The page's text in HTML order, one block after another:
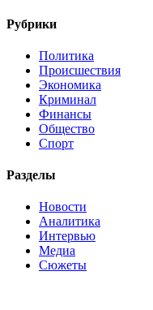
Рубрики
Политика
Происшествия
Экономика
Криминал
Финансы
Общество
Спорт
Разделы
Новости
Аналитика
Интервью
Медиа
Сюжеты